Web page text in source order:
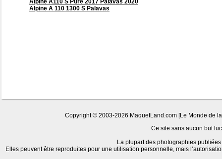
Alpine A110 S Pure 2017 Palavas 2020
Alpine A 110 1300 S Palavas
Copyright © 2003-2026 MaquetLand.com [Le Monde de
Ce site sans aucun but
La plupart des photographies
Elles peuvent être reproduites pour une utilisation personnelle, mais